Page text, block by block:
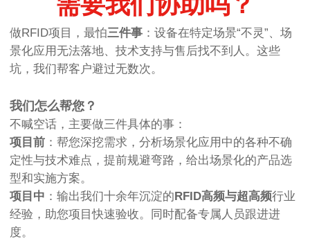
做RFID项目，最怕三件事 ：设备在特定场景“不灵”、场
景化应用无法落地、技术支持与售后找不到人。这些
坑，我们帮客户避过无数次。
我们怎么帮您？
不喊空话，主要做三件具体的事：
项目前 ：帮您深挖需求，分析场景化应用中的各种不确
定性与技术难点，提前规避弯路，给出场景化的产品选
型和实施方案。
项目中 ：输出我们十余年沉淀的 RFID高频与超高频行业
经验，助您项目快速验收。同时配备专属人员跟进进
度。